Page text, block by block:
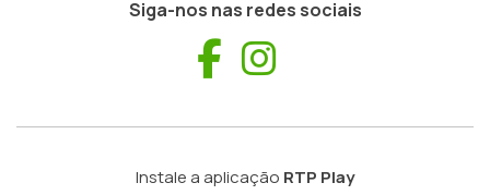
Siga-nos nas redes sociais
Facebook
Instale a aplicação RTP Play